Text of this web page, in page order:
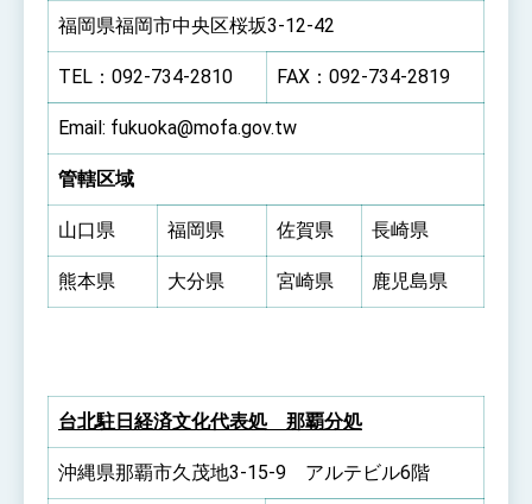
福岡県福岡市中央区桜坂3-12-42
TEL：092-734-2810 FAX：092-734-2819
Email: fukuoka@mofa.gov.tw
管轄区域
山口県 福岡県 佐賀県 長崎県
熊本県 大分県 宮崎県 鹿児島県
台北駐日経済文化代表処 那覇分処
沖縄県那覇市久茂地3-15-9 アルテビル6階